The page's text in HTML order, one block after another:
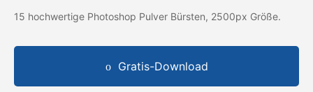
15 hochwertige Photoshop Pulver Bürsten, 2500px Größe.
Gratis-Download